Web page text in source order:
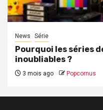
News Série
Pourquoi les séries
inoubliables ?
3 mois ago Popcornus